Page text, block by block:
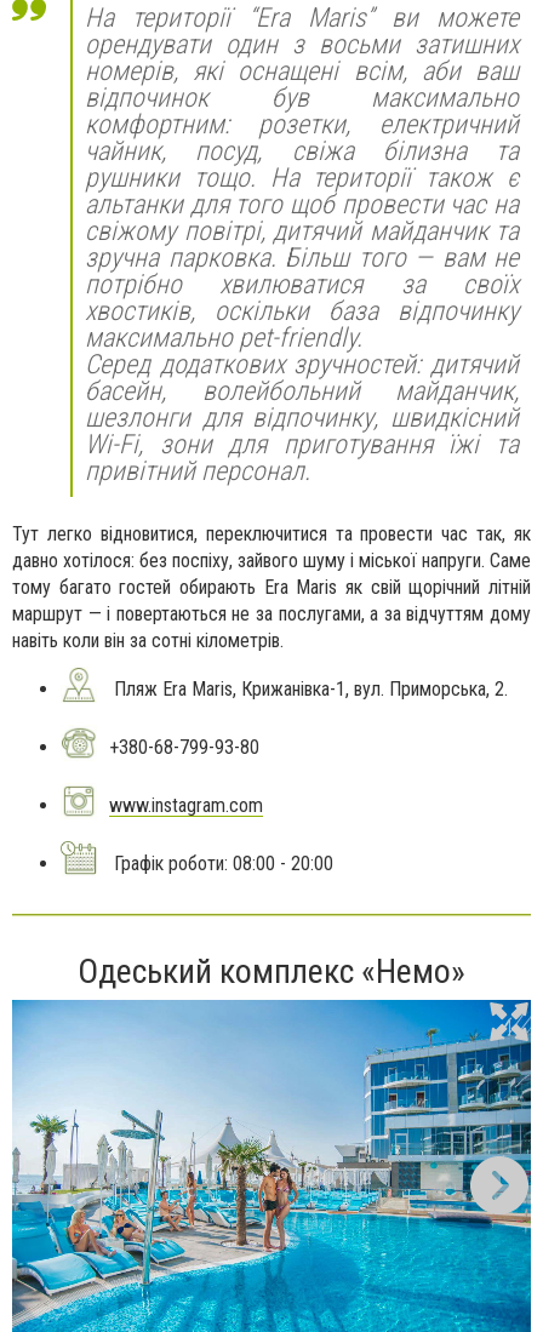
На території “Era Maris” ви можете
орендувати один з восьми затишних
номерів, які оснащені всім, аби ваш
відпочинок був максимально
комфортним: розетки, електричний
чайник, посуд, свіжа білизна та
рушники тощо. На території також є
альтанки для того щоб провести час на
свіжому повітрі, дитячий майданчик та
зручна парковка. Більш того — вам не
потрібно хвилюватися за своїх
хвостиків, оскільки база відпочинку
максимально pet-friendly.
Серед додаткових зручностей: дитячий
басейн, волейбольний майданчик,
шезлонги для відпочинку, швидкісний
Wi-Fi, зони для приготування їжі та
привітний персонал.
Тут легко відновитися, переключитися та провести час так, як
давно хотілося: без поспіху, зайвого шуму і міської напруги. Саме
тому багато гостей обирають Era Maris як свій щорічний літній
маршрут — і повертаються не за послугами, а за відчуттям дому
навіть коли він за сотні кілометрів.
Пляж Era Maris, Крижанівка-1, вул. Приморська, 2.
+380-68-799-93-80
www.instagram.com
Графік роботи: 08:00 - 20:00
Одеський комплекс «Немо»